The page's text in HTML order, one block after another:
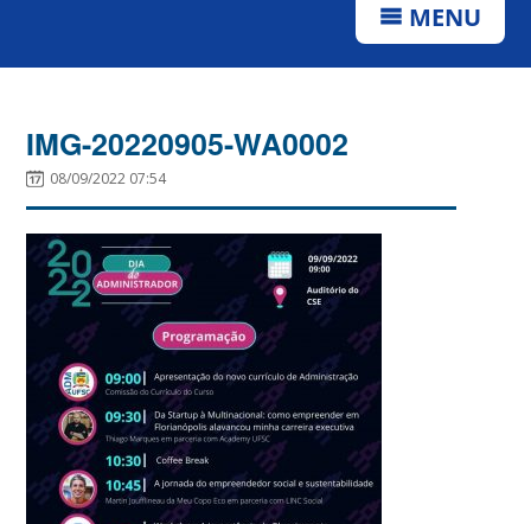
MENU
IMG-20220905-WA0002
08/09/2022 07:54